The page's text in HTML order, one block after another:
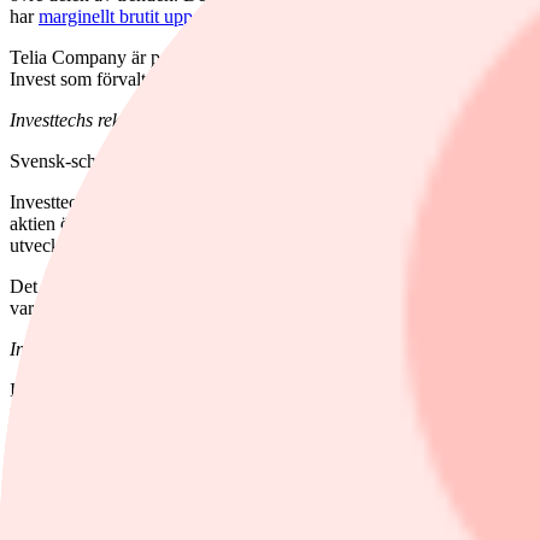
harmarginellt brutit upp genom motståndet
Telia Company är positiv på Investtechs insideranalys. Det anser vi
Invest som förvaltas av Investtech har innehav i aktien.
Investtechs rekommendation: Köp
Svensk-schweiziska teknik- och industrikoncernen
Investtechs algoritmer har identifierat en klart stigande trendkanal
aktien över tid. Det senaste utbrottet ovanför trendkanalens övre
utveckling.
Det saknas motstånd och vid reaktioner tillbaka har aktien stöd vid
vara riskreducerande och aktien är totalt sett tekniskt positiv på en
Investtechs rekommendation: Köp
Investerare har successivt accepterat lägre kursnivåer för att sälja sig
negativa trendutvecklingen signalerar ett försvagat